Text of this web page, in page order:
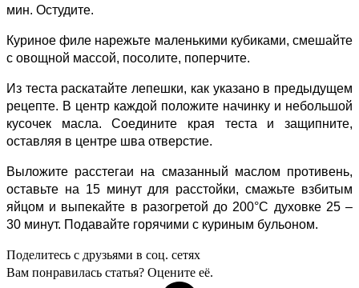
мин. Остудите.
Куриное филе нарежьте маленькими кубиками, смешайте
с овощной массой, посолите, поперчите.
Из теста раскатайте лепешки, как указано в предыдущем
рецепте. В центр каждой положите начинку и небольшой
кусочек масла. Соедините края теста и защипните,
оставляя в центре шва отверстие.
Выложите расстегаи на смазанный маслом противень,
оставьте на 15 минут для расстойки, смажьте взбитым
яйцом и выпекайте в разогретой до 200°С духовке 25 –
30 минут. Подавайте горячими с куриным бульоном.
Поделитесь с друзьями в соц. сетях
Вам понравилась статья? Оцените её.